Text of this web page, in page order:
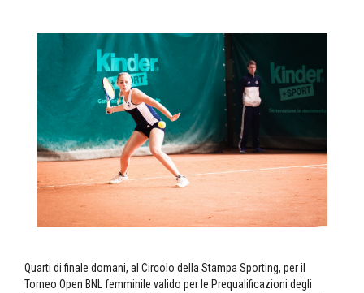
Quarti di finale domani, al Circolo della Stampa Sporting, per il
Torneo Open BNL femminile valido per le Prequalificazioni degli